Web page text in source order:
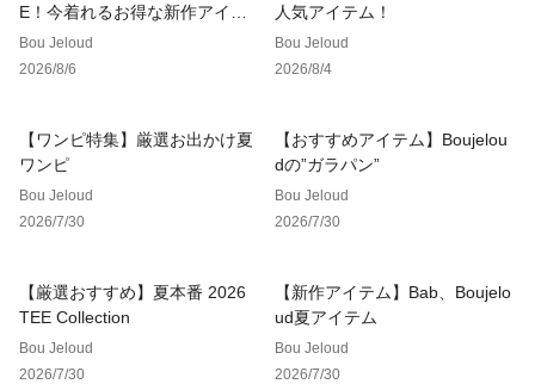
繊細なチュールとワンピースのレイヤード風デザインがフェミ
ニンさを際立たせるワンピースです。前後２WAYでお召し頂
ロングカーデを羽織ったようなデザインでも、その日の気分や
TPOによってイメージを変えてお召し頂けます。ウエストは上
のほうで切り替えているので、ふわっとした質感ながら脚長効
果も期待できるシルエットに。ゴムシャーリングで着心地も◎
です。
さらっとした手触りで扱いがしやすいポリエステル100％で
す。チュール部分は繊細な生地の為、ひっかけには充分ご注意
ください。
E！今着れるお得な新作アイテ
ム
Bou Jeloud
2026/8/6
人気アイテム！
Bou Jeloud
2026/8/4
【ワンピ特集】厳選お出かけ夏
ワンピ
Bou Jeloud
2026/7/30
【おすすめアイテム】Boujelou
dの”ガラパン”
Bou Jeloud
2026/7/30
【厳選おすすめ】夏本番 2026
TEE Collection
Bou Jeloud
2026/7/30
【新作アイテム】Bab、Boujelo
ud夏アイテム
Bou Jeloud
2026/7/30